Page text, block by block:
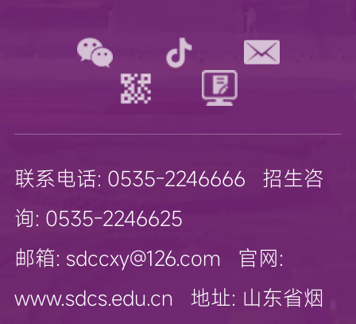
联系电话: 0535-2246666 招生咨
询: 0535-2246625
邮箱: sdccxy@126.com 官网:
www.sdcs.edu.cn 地址: 山东省烟